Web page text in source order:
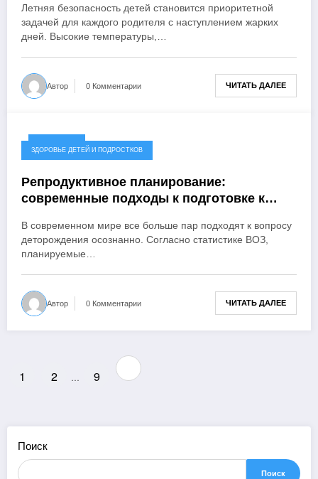
Летняя безопасность детей становится приоритетной
задачей для каждого родителя с наступлением жарких
дней. Высокие температуры,…
Автор 0 Комментарии ЧИТАТЬ ДАЛЕЕ
15.06.2025
ЗДОРОВЬЕ ДЕТЕЙ И ПОДРОСТКОВ
Репродуктивное планирование:
современные подходы к подготовке к
В современном мире все больше пар подходят к вопросу
деторождения осознанно. Согласно статистике ВОЗ,
планируемые…
Автор 0 Комментарии ЧИТАТЬ ДАЛЕЕ
1 2 … 9
Поиск
Поиск